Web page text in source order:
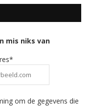
mis niks van
om de gegevens die